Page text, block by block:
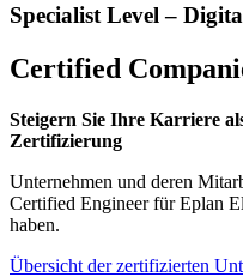
Specialist Level –
Certified
Steigern Sie Ihre Karriere
Zertifizierung
Unternehmen und deren
Certified Engineer für Eplan
haben.
Übersicht der zertifizierten